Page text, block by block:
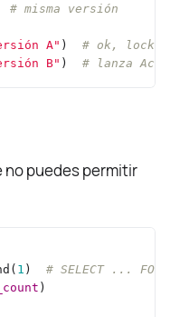
# misma versión
A" ) # ok,
B" ) # lanza
no puedes permitir
1 ) # SELECT ... FOR